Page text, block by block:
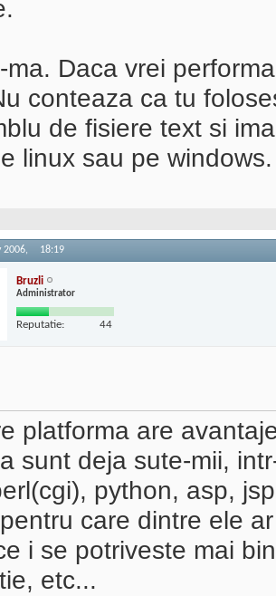
ma. Daca vrei
conteaza ca tu
de fisiere text si
linux sau pe windows.
2006, 18:19
Bruzli
Administrator
Reputatie: 44
platforma are
sunt deja sute-mii,
python, asp,
care dintre ele
i se potriveste mai
etc...